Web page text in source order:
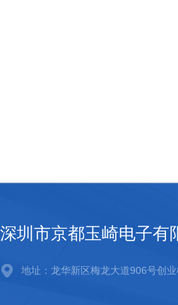
深圳市京都玉崎电子有
地址：龙华新区梅龙大道906号创业